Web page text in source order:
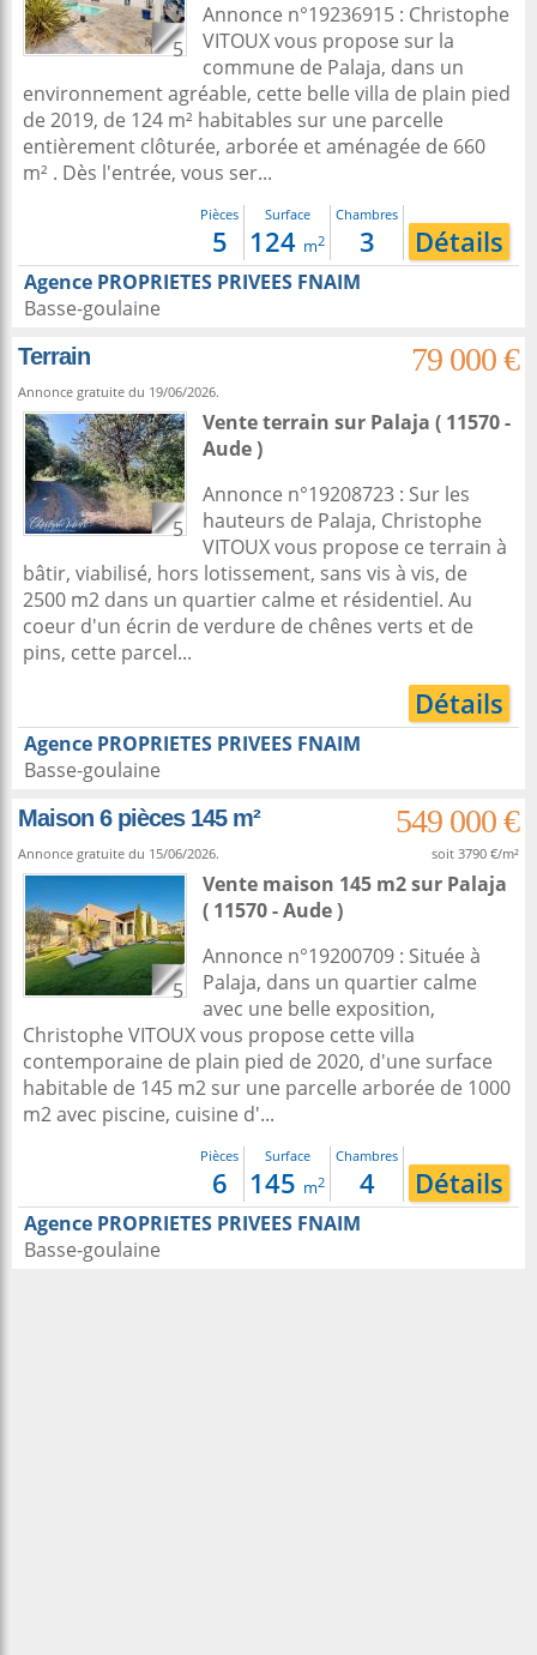
5
Annonce n°19236915 : Christophe
VITOUX vous propose sur la
commune de Palaja, dans un
environnement agréable, cette belle villa de plain pied
de 2019, de 124 m² habitables sur une parcelle
entièrement clôturée, arborée et aménagée de 660
m² . Dès l'entrée, vous ser...
Pièces
5
Surface
124 m2
Chambres
3 Détails
Agence PROPRIETES PRIVEES FNAIM
Basse-goulaine
Terrain
79 000 €
Annonce gratuite du 19/06/2026.
5
Vente terrain sur Palaja ( 11570 -
Aude )
Annonce n°19208723 : Sur les
hauteurs de Palaja, Christophe
VITOUX vous propose ce terrain à
bâtir, viabilisé, hors lotissement, sans vis à vis, de
2500 m2 dans un quartier calme et résidentiel. Au
coeur d'un écrin de verdure de chênes verts et de
pins, cette parcel...
Détails
Agence PROPRIETES PRIVEES FNAIM
Basse-goulaine
Maison 6 pièces 145 m²
549 000 €
Annonce gratuite du 15/06/2026. soit 3790 €/m²
5
Vente maison 145 m2sur Palaja
( 11570 - Aude )
Annonce n°19200709 : Située à
Palaja, dans un quartier calme
avec une belle exposition,
Christophe VITOUX vous propose cette villa
contemporaine de plain pied de 2020, d'une surface
habitable de 145 m2 sur une parcelle arborée de 1000
m2 avec piscine, cuisine d'...
Pièces
6
Surface
145 m2
Chambres
4 Détails
Agence PROPRIETES PRIVEES FNAIM
Basse-goulaine